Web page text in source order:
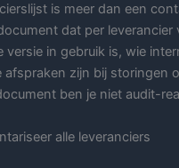
is meer dan een
dat per leverancier
versie in gebruik is, wie
afspraken zijn bij storingen
ben je niet audit-
alle leveranciers